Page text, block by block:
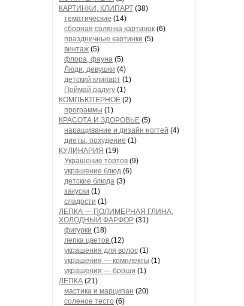
КАРТИНКИ, КЛИПАРТ (38)
тематические (14)
сборная солянка картинок (6)
праздничные картинки (5)
винтаж (5)
флора, фауна (5)
Люди, девушки (4)
детский клипарт (1)
Поймай радугу (1)
КОМПЬЮТЕРНОЕ (2)
программы (1)
КРАСОТА И ЗДОРОВЬЕ (5)
наращивание и дизайн ногтей (4)
диеты, похудение (1)
КУЛИНАРИЯ (19)
Украшение тортов (9)
украшение блюд (6)
детские блюда (3)
закуски (1)
сладости (1)
ЛЕПКА — ПОЛИМЕРНАЯ ГЛИНА,
ХОЛОДНЫЙ ФАРФОР (31)
фигурки (18)
лепка цветов (12)
украшения для волос (1)
украшения — комплекты (1)
украшения — броши (1)
ЛЕПКА (21)
мастика и марципан (20)
соленое тесто (6)